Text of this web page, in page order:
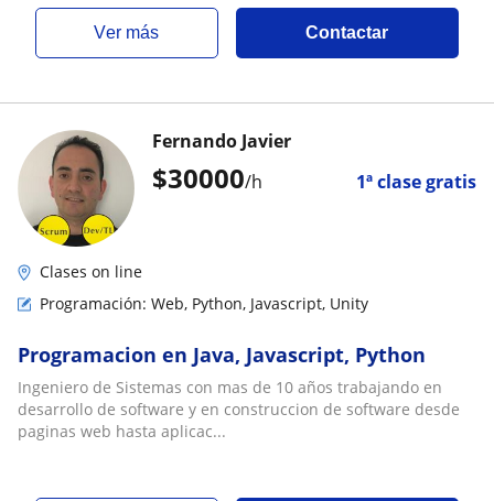
ver más Contactar
$30000/h 1ª clase gratis
Fernando Javier
Clases on line
Programación: Web, Python, Javascript, Unity
Programacion en Java, Javascript, Python
Ingeniero de Sistemas con mas de 10 años trabajando en
desarrollo de software y en construccion de software desde
paginas web hasta aplicac...